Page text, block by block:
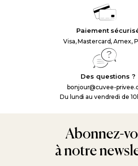
Paiement
Visa, Mastercard, Amex,
Des questions ?
bonjour@cuvee-
Du lundi au vendredi de
Abonnez-
à notre